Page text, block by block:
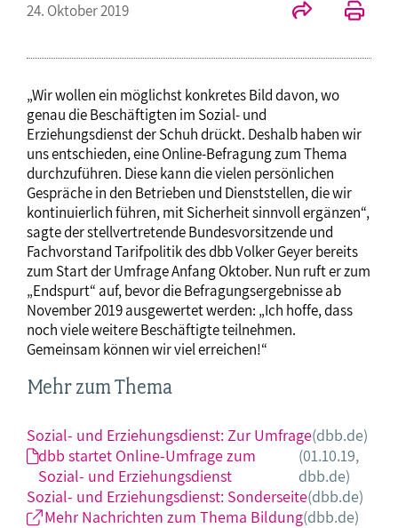
24. Oktober 2019
„Wir wollen ein möglichst konkretes Bild davon, wo
genau die Beschäftigten im Sozial- und
Erziehungsdienst der Schuh drückt. Deshalb haben wir
uns entschieden, eine Online-Befragung zum Thema
durchzuführen. Diese kann die vielen persönlichen
Gespräche in den Betrieben und Dienststellen, die wir
kontinuierlich führen, mit Sicherheit sinnvoll ergänzen“,
sagte der stellvertretende Bundesvorsitzende und
Fachvorstand Tarifpolitik des dbb Volker Geyer bereits
zum Start der Umfrage Anfang Oktober. Nun ruft er zum
„Endspurt“ auf, bevor die Befragungsergebnisse ab
November 2019 ausgewertet werden: „Ich hoffe, dass
noch viele weitere Beschäftigte teilnehmen.
Gemeinsam können wir viel erreichen!“
Mehr zum Thema
Sozial- und Erziehungsdienst: Zur Umfrage(dbb.de)
dbb startet Online-Umfrage zum
Sozial- und Erziehungsdienst
(01.10.19,
dbb.de)
Sozial- und Erziehungsdienst: Sonderseite(dbb.de)
Mehr Nachrichten zum Thema Bildung(dbb.de)